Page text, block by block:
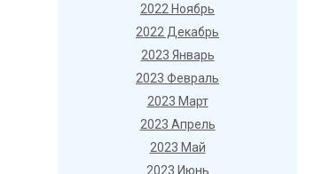
2022 Ноябрь
2022 Декабрь
2023 Январь
2023 Февраль
2023 Март
2023 Апрель
2023 Май
2023 Июнь